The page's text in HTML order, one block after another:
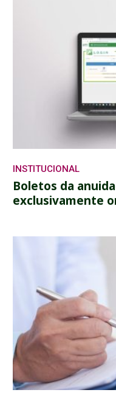
INSTITUCIONAL
Boletos da
exclusivamente